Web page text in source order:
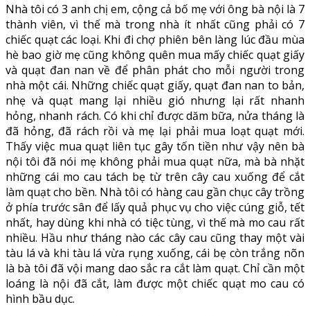
Nhà tôi có 3 anh chị em, cộng cả bố mẹ với ông bà nội là 7
thành viên, vì thế mà trong nhà ít nhất cũng phải có 7
chiếc quạt các loại. Khi đi chợ phiên bên làng lúc đầu mùa
hè bao giờ mẹ cũng không quên mua mấy chiếc quạt giấy
và quạt đan nan về để phân phát cho mỗi người trong
nhà một cái. Những chiếc quạt giấy, quạt đan nan to bản,
nhẹ và quạt mang lại nhiều gió nhưng lại rất nhanh
hỏng, nhanh rách. Có khi chỉ được dăm bữa, nửa tháng là
đã hỏng, đã rách rồi và mẹ lại phải mua loạt quạt mới.
Thấy việc mua quạt liên tục gây tốn tiền như vậy nên bà
nội tôi đã nói mẹ không phải mua quạt nữa, mà bà nhặt
những cái mo cau tách bẹ từ trên cây cau xuống để cắt
làm quạt cho bền. Nhà tôi có hàng cau gần chục cây trồng
ở phía trước sân để lấy quả phục vụ cho việc cúng giỗ, tết
nhất, hay dùng khi nhà có tiệc tùng, vì thế mà mo cau rất
nhiều. Hầu như tháng nào các cây cau cũng thay một vài
tàu lá và khi tàu lá vừa rụng xuống, cái bẹ còn trắng nõn
là bà tôi đã vội mang dao sắc ra cắt làm quạt. Chỉ cần một
loáng là nội đã cắt, làm được một chiếc quạt mo cau có
hình bầu dục.